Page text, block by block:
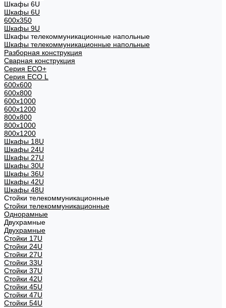
Шкафы 6U
Шкафы 6U
600x350
Шкафы 9U
Шкафы телекоммуникационные напольные
Шкафы телекоммуникационные напольные
Разборная конструкция
Сварная конструкция
Серия ECO+
Серия ECO L
600x600
600x800
600х1000
600х1200
800x800
800х1000
800х1200
Шкафы 18U
Шкафы 24U
Шкафы 27U
Шкафы 30U
Шкафы 36U
Шкафы 42U
Шкафы 48U
Стойки телекоммуникационные
Стойки телекоммуникационные
Однорамные
Двухрамные
Двухрамные
Стойки 17U
Стойки 24U
Стойки 27U
Стойки 33U
Стойки 37U
Стойки 42U
Стойки 45U
Стойки 47U
Стойки 54U